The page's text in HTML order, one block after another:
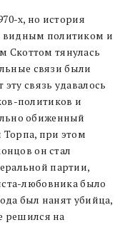
х, но история
видным политиком и
тянулась
связи были
связь удавалось
политиков и
обиженный
при этом
он стал
партии,
любовника было
был нанят убийца,
решился на